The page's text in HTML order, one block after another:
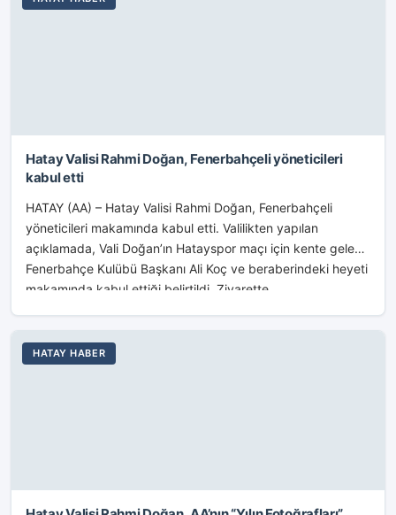
Hatay Valisi Rahmi Doğan, Fenerbahçeli yöneticileri
kabul etti
HATAY (AA) – Hatay Valisi Rahmi Doğan, Fenerbahçeli
yöneticileri makamında kabul etti. Valilikten yapılan
açıklamada, Vali Doğan’ın Hatayspor maçı için kente gelen
Fenerbahçe Kulübü Başkanı Ali Koç ve beraberindeki heyeti
makamında kabul ettiği belirtildi. Ziyarette...
HATAY HABER